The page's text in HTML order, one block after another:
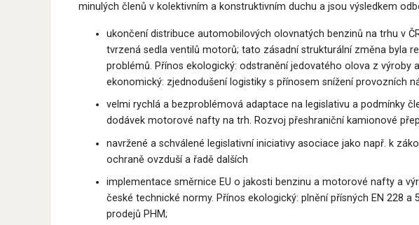
minulých členů v kolektivním a konstruktivním duchu a jsou výsledkem
ukončení distribuce automobilových olovnatých benzinů na trhu v
tvrzená sedla ventilů motorů; tato zásadní strukturální změna byla
problémů. Přínos ekologický: odstranění jedovatého olova z výroby
ekonomický: zjednodušení logistiky s přínosem snížení provozních
velmi rychlá a bezproblémová adaptace na legislativu a podmínky
dodávek motorové nafty na trh. Rozvoj přeshraniční kamionové
navržené a schválené legislativní iniciativy asociace jako např. k
ochraně ovzduší a řadě dalších
implementace směrnice EU o jakosti benzinu a motorové nafty a
české technické normy. Přínos ekologický: plnění přísných EN 228
prodejů PHM;